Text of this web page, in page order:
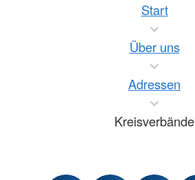
Start
Über uns
Adressen
Kreisverbände